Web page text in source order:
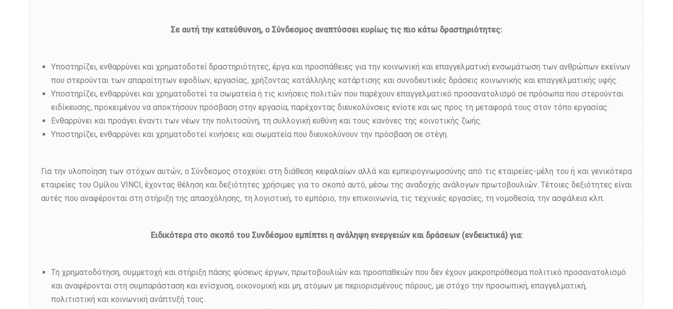
Σε αυτή την κατεύθυνση, ο Σύνδεσμος αναπτύσσει κυρίως τις πιο κάτω δραστηριότητες:
Υποστηρίζει, ενθαρρύνει και χρηματοδοτεί δραστηριότητες, έργα και προσπάθειες για την κοινωνική και επαγγελματική ενσωμάτωση των ανθρώπων εκείνων
που στερούνται των απαραίτητων εφοδίων, εργασίας, χρήζοντας κατάλληλης κατάρτισης και συνοδευτικές δράσεις κοινωνικής και επαγγελματικής υφής.
Υποστηρίζει, ενθαρρύνει και χρηματοδοτεί τα σωματεία ή τις κινήσεις πολιτών που παρέχουν επαγγελματικό προσανατολισμό σε πρόσωπα που στερούνται
ειδίκευσης, προκειμένου να αποκτήσουν πρόσβαση στην εργασία, παρέχοντας διευκολύνσεις ενίοτε και ως προς τη μεταφορά τους στον τόπο εργασίας.
Ενθαρρύνει και προάγει έναντι των νέων την πολιτοσύνη, τη συλλογική ευθύνη και τους κανόνες της κοινοτικής ζωής.
Υποστηρίζει, ενθαρρύνει και χρηματοδοτεί κινήσεις και σωματεία που διευκολύνουν την πρόσβαση σε στέγη.
Για την υλοποίηση των στόχων αυτών, ο Σύνδεσμος στοχεύει στη διάθεση κεφαλαίων αλλά και εμπειρογνωμοσύνης από τις εταιρείες-μέλη του ή και γενικότερα
εταιρείες του Ομίλου VINCI, έχοντας θέληση και δεξιότητες χρήσιμες για το σκοπό αυτό, μέσω της αναδοχής ανάλογων πρωτοβουλιών. Τέτοιες δεξιότητες είναι
αυτές που αναφέρονται στη στήριξη της απασχόλησης, τη λογιστική, το εμπόριο, την επικοινωνία, τις τεχνικές εργασίες, τη νομοθεσία, την ασφάλεια κλπ.
Ειδικότερα στο σκοπό του Συνδέσμου εμπίπτει η ανάληψη ενεργειών και δράσεων (ενδεικτικά) για:
Tη χρηματοδότηση, συμμετοχή και στήριξη πάσης φύσεως έργων, πρωτοβουλιών και προσπαθειών που δεν έχουν μακροπρόθεσμα πολιτικό προσανατολισμό
και αναφέρονται στη συμπαράσταση και ενίσχυση, οικονομική και μη, ατόμων με περιορισμένους πόρους, με στόχο την προσωπική, επαγγελματική,
πολιτιστική και κοινωνική ανάπτυξή τους.